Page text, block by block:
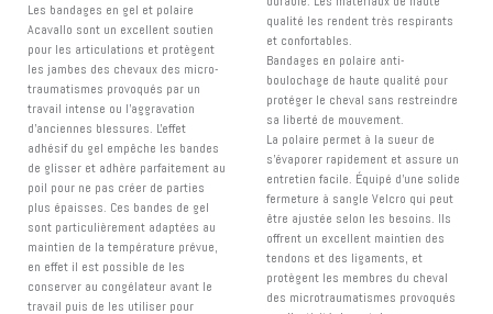
Les bandages en gel et polaire
Acavallo sont un excellent soutien
pour les articulations et protègent
les jambes des chevaux des micro-
traumatismes provoqués par un
travail intense ou l'aggravation
d'anciennes blessures. L'effet
adhésif du gel empêche les bandes
de glisser et adhère parfaitement au
poil pour ne pas créer de parties
plus épaisses. Ces bandes de gel
sont particulièrement adaptées au
maintien de la température prévue,
en effet il est possible de les
conserver au congélateur avant le
travail puis de les utiliser pour
qualité les rendent très respirants
et confortables.
Bandages en polaire anti-
boulochage de haute qualité pour
protéger le cheval sans restreindre
sa liberté de mouvement.
La polaire permet à la sueur de
s'évaporer rapidement et assure un
entretien facile. Équipé d'une solide
fermeture à sangle Velcro qui peut
être ajustée selon les besoins. Ils
offrent un excellent maintien des
tendons et des ligaments, et
protègent les membres du cheval
des microtraumatismes provoqués